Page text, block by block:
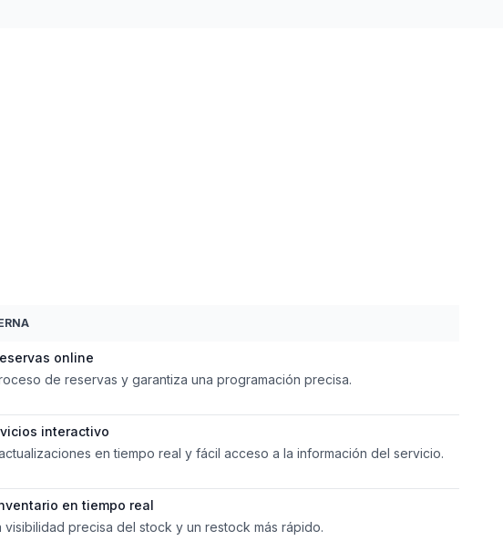
online
de reservas y garantiza una programación precisa.
interactivo
en tiempo real y fácil acceso a la información del servicio.
en tiempo real
visibilidad precisa del stock y un restock más rápido.